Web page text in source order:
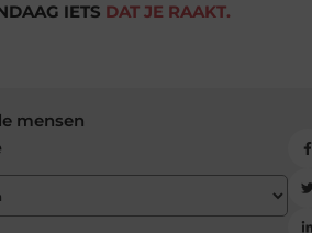
IETS DAT JE RAAKT.
mensen